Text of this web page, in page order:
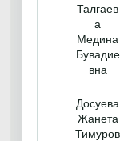
Талгаев
а
Медина
Бувадие
вна
Досуева
Жанета
Тимуров